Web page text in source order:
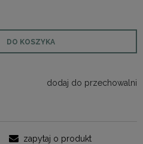
DO KOSZYKA
dodaj do przechowalni
zapytaj o produkt